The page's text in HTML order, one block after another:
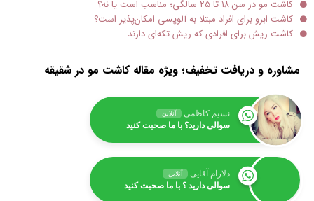
کاشت مو در سن ۱۸ تا ۲۵ سالگی؛ مناسب است یا نه؟
کاشت ابرو برای افراد مبتلا به آلوپسی امکان‌پذیر است؟
کاشت ریش برای افرادی که ریش تکه‌ای دارند
مشاوره و دریافت تخفیف؛ ویژه مقاله کاشت مو در شقیقه
نسیم کاظمی آنلاین
سوالی دارید؟ با ما صحبت کنید
دلارام آقایی آنلاین
سوالی دارید ؟ با ما صحبت کنید